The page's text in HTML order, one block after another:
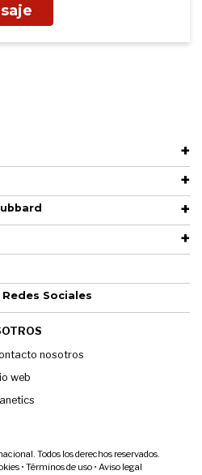
Sociales
nosotros
web
Todos los derechos reservados.
• Términos de uso • Aviso legal